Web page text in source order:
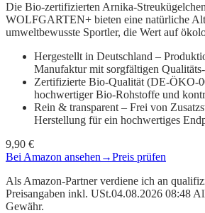
Die Bio-zertifizierten Arnika-
WOLFGARTEN+ bieten eine natürliche
umweltbewusste Sportler, die Wert auf
Hergestellt in Deutschland –
Manufaktur mit sorgfältigen
Zertifizierte Bio-Qualität (DE-ÖKO-
hochwertiger Bio-Rohstoffe und
Rein & transparent – Frei von
Herstellung für ein hochwertiges
9,90 €
Bei Amazon ansehen →Preis prüfen
Als Amazon-Partner verdiene ich an
Preisangaben inkl. USt.04.08.2026 08:48
Gewähr.